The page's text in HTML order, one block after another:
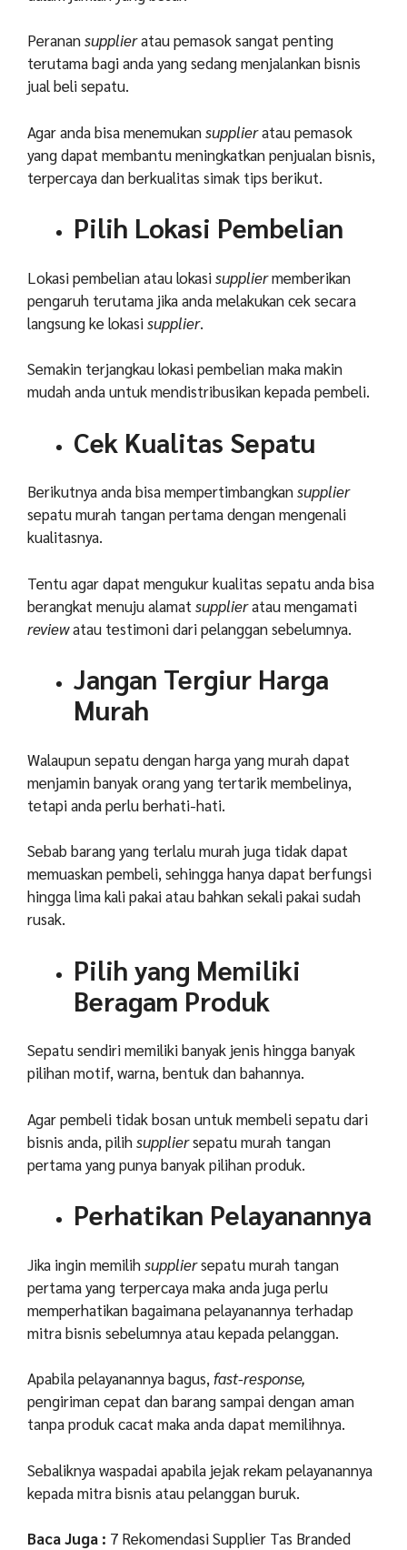
Peranansupplieratau pemasok sangat penting
terutama bagi anda yang sedang menjalankan bisnis
jual beli sepatu.
Agar anda bisa menemukansupplieratau pemasok
yang dapat membantu meningkatkan penjualan bisnis,
terpercaya dan berkualitas simak tips berikut.
Pilih Lokasi Pembelian
Lokasi pembelian atau lokasisuppliermemberikan
pengaruh terutama jika anda melakukan cek secara
langsung ke lokasisupplier.
Semakin terjangkau lokasi pembelian maka makin
mudah anda untuk mendistribusikan kepada pembeli.
Cek Kualitas Sepatu
Berikutnya anda bisa mempertimbangkansupplier
sepatu murah tangan pertama dengan mengenali
kualitasnya.
Tentu agar dapat mengukur kualitas sepatu anda bisa
berangkat menuju alamat supplieratau mengamati
reviewatau testimoni dari pelanggan sebelumnya.
Jangan Tergiur Harga
Murah
Walaupun sepatu dengan harga yang murah dapat
menjamin banyak orang yang tertarik membelinya,
tetapi anda perlu berhati-hati.
Sebab barang yang terlalu murah juga tidak dapat
memuaskan pembeli, sehingga hanya dapat berfungsi
hingga lima kali pakai atau bahkan sekali pakai sudah
rusak.
Pilih yang Memiliki
Beragam Produk
Sepatu sendiri memiliki banyak jenis hingga banyak
pilihan motif, warna, bentuk dan bahannya.
Agar pembeli tidak bosan untuk membeli sepatu dari
bisnis anda, pilihsuppliersepatu murah tangan
pertama yang punya banyak pilihan produk.
Perhatikan Pelayanannya
Jika ingin memilihsuppliersepatu murah tangan
pertama yang terpercaya maka anda juga perlu
memperhatikan bagaimana pelayanannya terhadap
mitra bisnis sebelumnya atau kepada pelanggan.
Apabila pelayanannya bagus, fast-response,
pengiriman cepat dan barang sampai dengan aman
tanpa produk cacat maka anda dapat memilihnya.
Sebaliknya waspadai apabila jejak rekam pelayanannya
kepada mitra bisnis atau pelanggan buruk.
Baca Juga : 7 Rekomendasi Supplier Tas Branded